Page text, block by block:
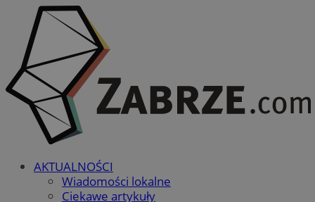
AKTUALNOŚCI
Wiadomości lokalne
Ciekawe artykuły